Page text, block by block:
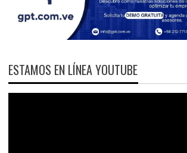
ESTAMOS EN LÍNEA YOUTUBE